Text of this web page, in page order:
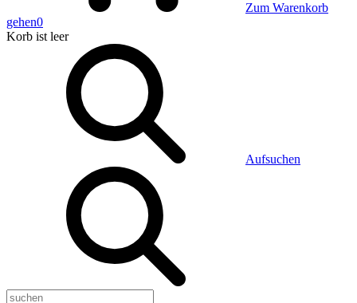
Zum Warenkorb
gehen0
Korb ist leer
Aufsuchen